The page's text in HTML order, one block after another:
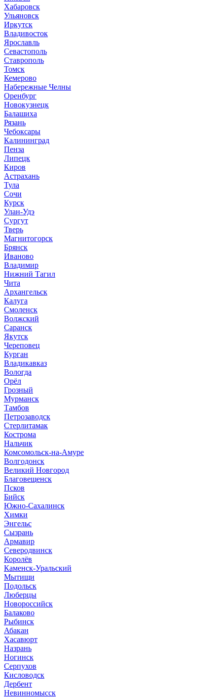
Хабаровск
Ульяновск
Иркутск
Владивосток
Ярославль
Севастополь
Ставрополь
Томск
Кемерово
Набережные Челны
Оренбург
Новокузнецк
Балашиха
Рязань
Чебоксары
Калининград
Пенза
Липецк
Киров
Астрахань
Тула
Сочи
Курск
Улан-Удэ
Сургут
Тверь
Магнитогорск
Брянск
Иваново
Владимир
Нижний Тагил
Чита
Архангельск
Калуга
Смоленск
Волжский
Саранск
Якутск
Череповец
Курган
Владикавказ
Вологда
Орёл
Грозный
Мурманск
Тамбов
Петрозаводск
Стерлитамак
Кострома
Нальчик
Комсомольск-на-Амуре
Волгодонск
Великий Новгород
Благовещенск
Псков
Бийск
Южно-Сахалинск
Химки
Энгельс
Сызрань
Армавир
Северодвинск
Королёв
Каменск-Уральский
Мытищи
Подольск
Люберцы
Новороссийск
Балаково
Рыбинск
Абакан
Хасавюрт
Назрань
Ногинск
Серпухов
Кисловодск
Дербент
Невинномысск